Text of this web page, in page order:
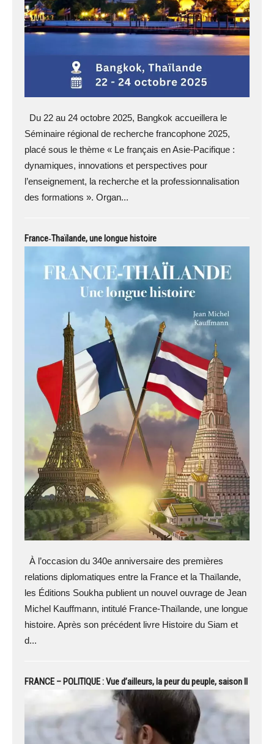
Du 22 au 24 octobre 2025, Bangkok accueillera le
Séminaire régional de recherche francophone 2025,
placé sous le thème « Le français en Asie-Pacifique :
dynamiques, innovations et perspectives pour
l’enseignement, la recherche et la professionnalisation
des formations ». Organ...
France‑Thaïlande, une longue histoire
À l’occasion du 340e anniversaire des premières
relations diplomatiques entre la France et la Thaïlande,
les Éditions Soukha publient un nouvel ouvrage de Jean
Michel Kauffmann, intitulé France‑Thaïlande, une longue
histoire. Après son précédent livre Histoire du Siam et
d...
FRANCE – POLITIQUE : Vue d’ailleurs, la peur du peuple, saison II